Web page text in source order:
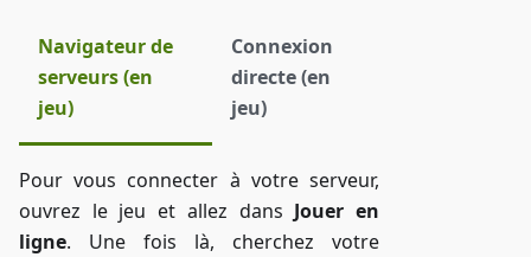
Navigateur de
serveurs (en
jeu)
Connexion
directe (en
jeu)
Pour vous connecter à votre serveur,
ouvrez le jeu et allez dans Jouer en
ligne. Une fois là, cherchez votre